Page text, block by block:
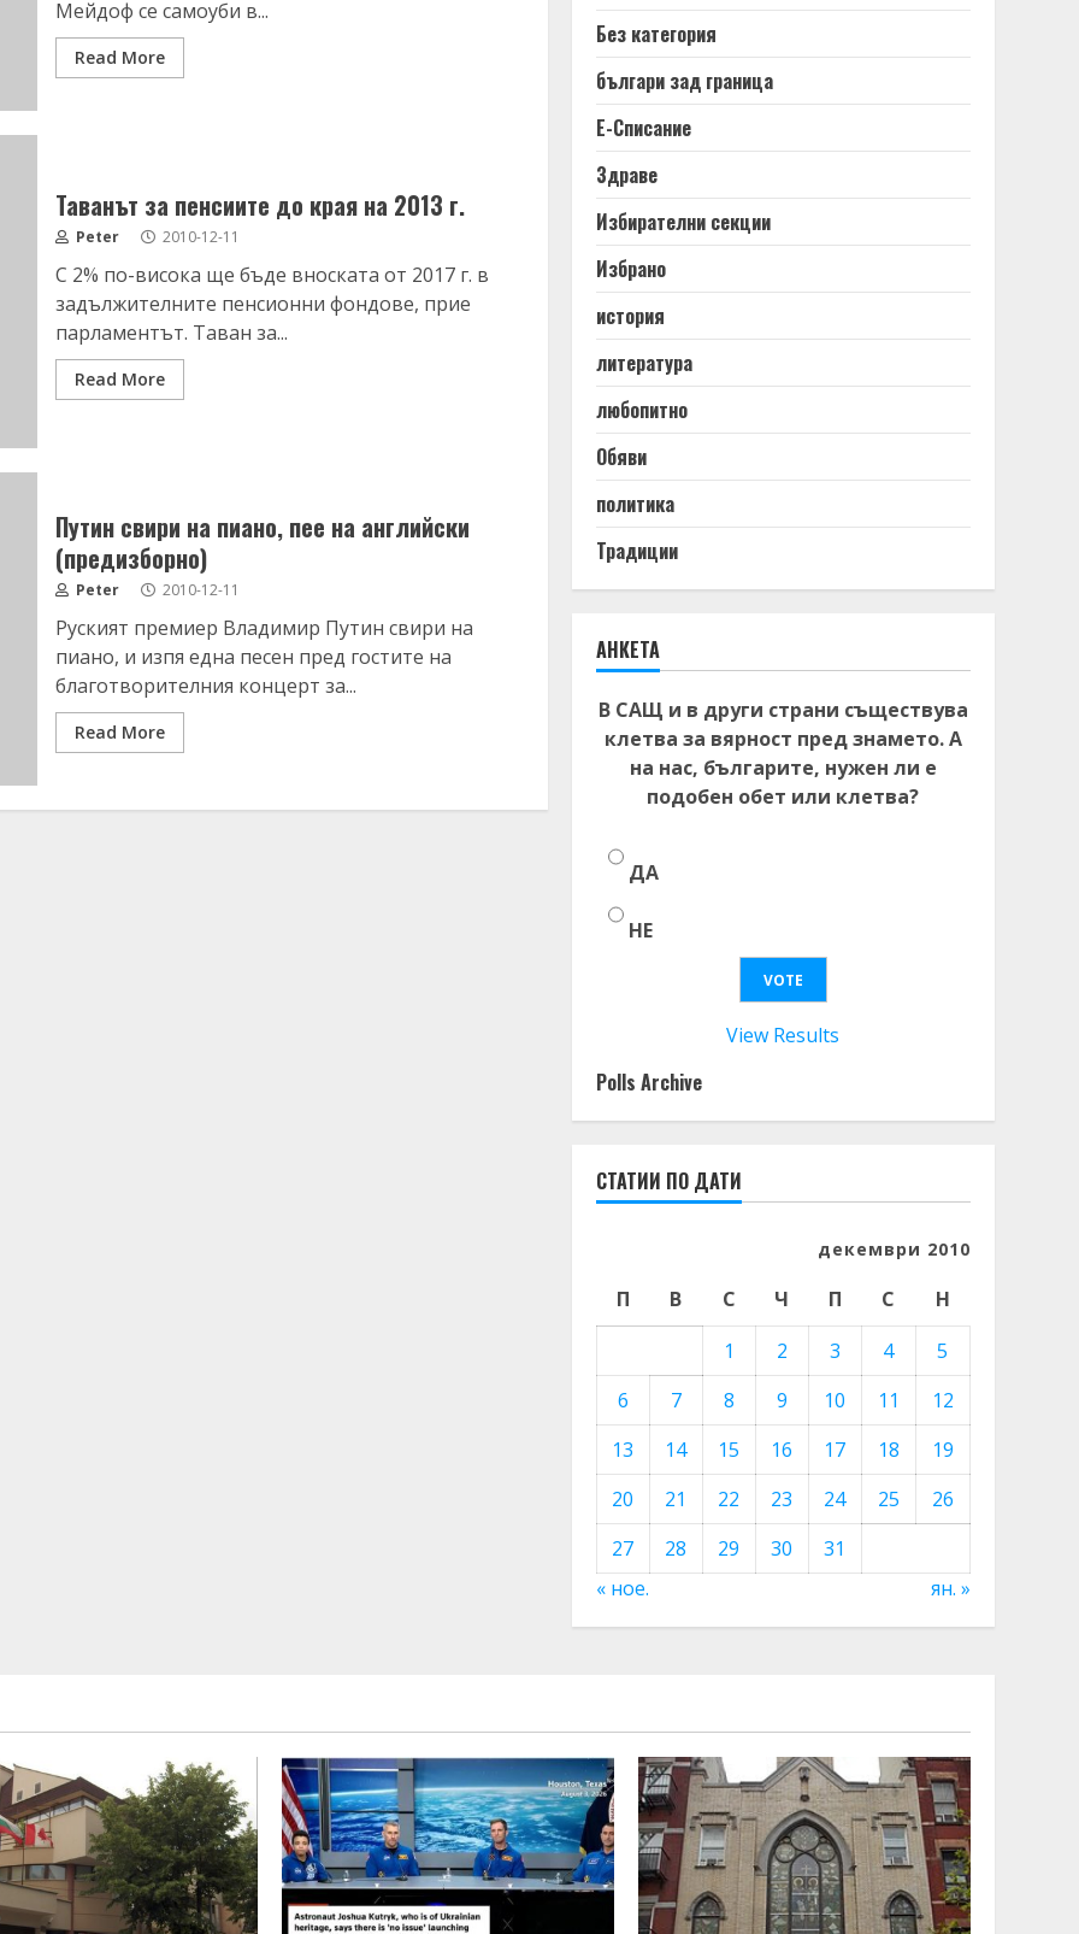
Мейдоф се самоуби в...
Read More
Таванът за пенсиите до края на 2013 г.
Peter 2010-12-11
С 2% по-висока ще бъде вноската от 2017 г. в
задължителните пенсионни фондове, прие
парламентът. Таван за...
Read More
Путин свири на пиано, пее на английски
(предизборно)
Peter 2010-12-11
Руският премиер Владимир Путин свири на
пиано, и изпя една песен пред гостите на
благотворителния концерт за...
Read More
Без категория
българи зад граница
Е-Списание
Здраве
Избирателни секции
Избрано
история
литература
любопитно
Обяви
политика
Традиции
АНКЕТА
В САЩ и в други страни съществува
клетва за вярност пред знамето. А
на нас, българите, нужен ли е
подобен обет или клетва?
ДА
НЕ
View Results
Polls Archive
СТАТИИ ПО ДАТИ
декември 2010
П В С Ч П С
Н
1
2 3 4
5
6
7 8 9 10 11
12
13
14 15 16 17 18
19
20
21 22 23 24 25
26
27
28 29 30
31
« ное.
ян. »